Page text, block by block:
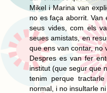
Mikel i Marina van
no es faça aborrit. Van
seus vides, com els
seues amistats, en
que ens van contar, no
Despres es van fer
institut (que segur que
tenim perque
normal, i no insultarle ni